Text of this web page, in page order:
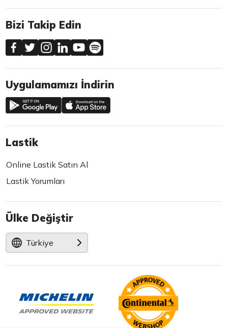
Bizi Takip Edin
Uygulamamızı İndirin
Lastik
Online Lastik Satın Al
Lastik Yorumları
Ülke Değiştir
Türkiye